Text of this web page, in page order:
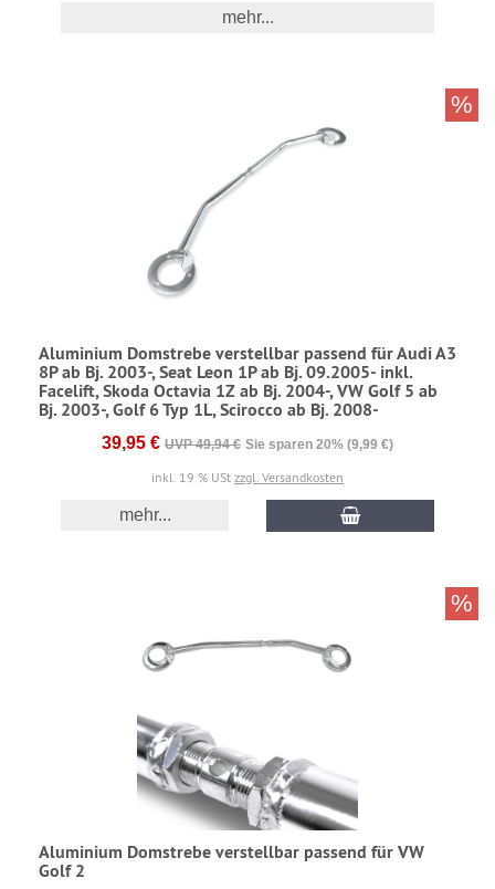
mehr...
Aluminium Domstrebe verstellbar passend für Audi A3
8P ab Bj. 2003-, Seat Leon 1P ab Bj. 09.2005- inkl.
Facelift, Skoda Octavia 1Z ab Bj. 2004-, VW Golf 5 ab
Bj. 2003-, Golf 6 Typ 1L, Scirocco ab Bj. 2008-
39,95 € UVP 49,94 € Sie sparen 20% (9,99 €)
inkl. 19 % USt zzgl. Versandkosten
mehr...
%
Aluminium Domstrebe verstellbar passend für VW
Golf 2
%